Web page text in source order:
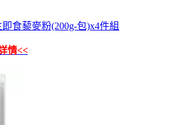
食藜麥粉(200g-包)x4件組
情<<